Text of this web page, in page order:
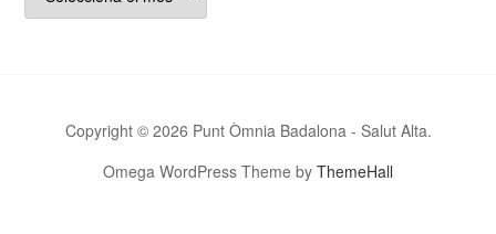
Copyright © 2026 Punt Òmnia Badalona - Salut Alta.
Omega WordPress Theme by ThemeHall